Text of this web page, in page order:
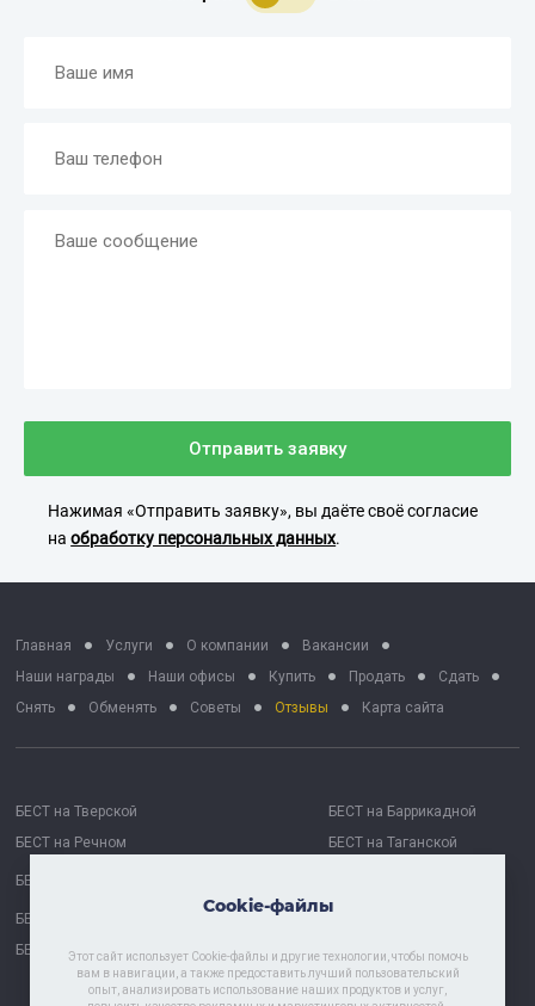
Отправить заявку
Нажимая «Отправить заявку», вы даёте своё согласие
наобработку персональных данных.
Главная Услуги О компании
Вакансии
Наши награды
Наши офисы Купить Продать
Сдать
Снять
Обменять Советы Отзывы Карта сайта
БЕСТ на Тверской
БЕСТ на Баррикадной
БЕСТ на Речном
БЕСТ на Таганской
БЕСТ Москва Сити
БЕСТ на Проспекте Мира
БЕСТ-Химки
Cookie-файлы
Этот сайт использует Cookie-файлы и другие технологии, чтобы помочь
вам в навигации, а также предоставить лучший пользовательский
опыт, анализировать использование наших продуктов и услуг,